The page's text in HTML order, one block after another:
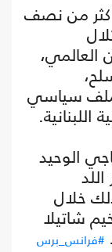
أكثر من نصف
العالمي،
سياسي
الوحيد
خلال
شاتيلا
#فرانس_برس